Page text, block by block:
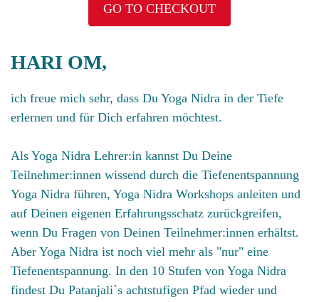
GO TO CHECKOUT
HARI OM,
ich freue mich sehr, dass Du Yoga Nidra in der Tiefe
erlernen und für Dich erfahren möchtest.
Als Yoga Nidra Lehrer:in kannst Du Deine
Teilnehmer:innen wissend durch die Tiefenentspannung
Yoga Nidra führen, Yoga Nidra Workshops anleiten und
auf Deinen eigenen Erfahrungsschatz zurückgreifen,
wenn Du Fragen von Deinen Teilnehmer:innen erhältst.
Aber Yoga Nidra ist noch viel mehr als "nur" eine
Tiefenentspannung. In den 10 Stufen von Yoga Nidra
findest Du Patanjali`s achtstufigen Pfad wieder und